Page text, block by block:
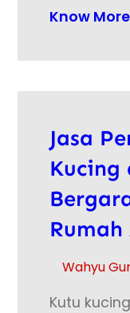
Know More
Jasa
Kucing
Wahyu
Kutu